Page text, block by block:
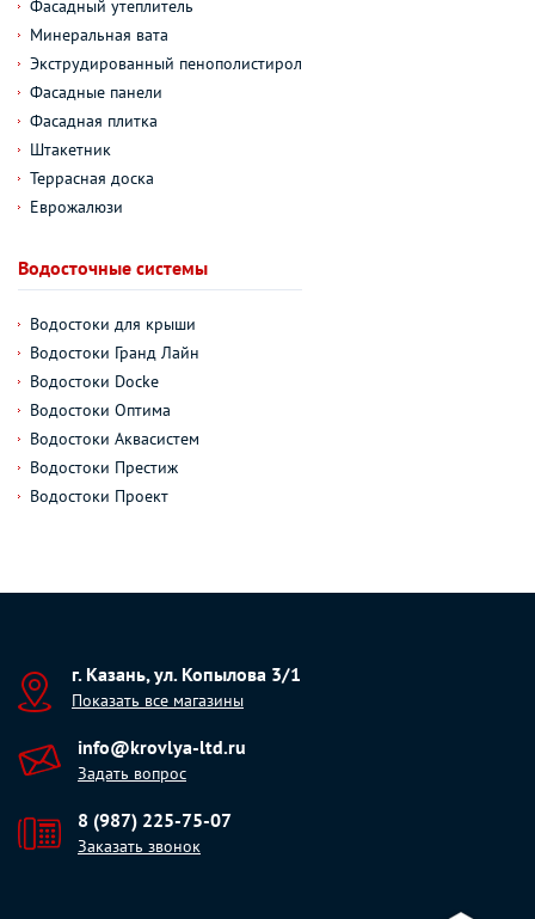
Фасадный утеплитель
Минеральная вата
Экструдированный пенополистирол
Фасадные панели
Фасадная плитка
Штакетник
Террасная доска
Еврожалюзи
Водосточные системы
Водостоки для крыши
Водостоки Гранд Лайн
Водостоки Docke
Водостоки Оптима
Водостоки Аквасистем
Водостоки Престиж
Водостоки Проект
г. Казань, ул. Копылова 3/1
Показать все магазины
info@krovlya-ltd.ru
Задать вопрос
8 (987) 225-75-07
Заказать звонок